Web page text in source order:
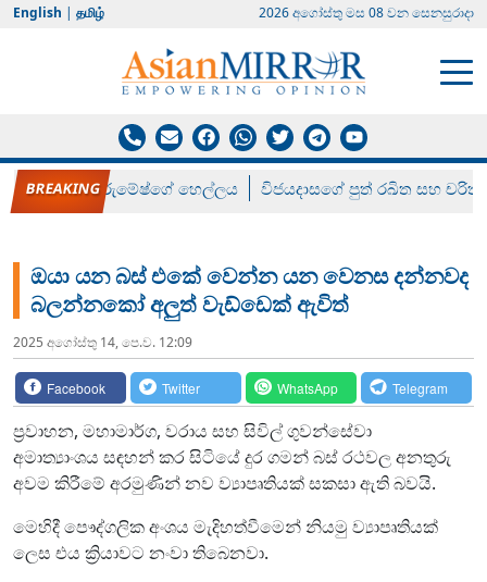
English | தமிழ் 2026 අගෝස්‍තු මස 08 වන සෙනසුරාදා
රන් ගෙනා රුමේෂ්ගේ හෙල්ලය විජයදාසගේ පුත් රඛිත සහ චරිත්
ඔයා යන බස් එකේ වෙන්න යන වෙනස දන්නවද
බලන්නකෝ අලුත් වැඩ්ඩෙක් ඇවිත්
2025 අගෝස්‍තු 14, පෙ.ව. 12:09
Facebook Twitter WhatsApp Telegram
ප්‍රවාහන, මහාමාර්ග, වරාය සහ සිවිල් ගුවන්සේවා
අමාත්‍යාංශය සඳහන් කර සිටියේ දුර ගමන් බස් රථවල අනතුරු
අවම කිරීමේ අරමුණින් නව ව්‍යාපෘතියක් සකසා ඇති බවයි.
මෙහිදී පෞද්ගලික අංශය මැදිහත්වීමෙන් නියමු ව්‍යාපෘතියක්
ලෙස එය ක්‍රියාවට නංවා තිබෙනවා.